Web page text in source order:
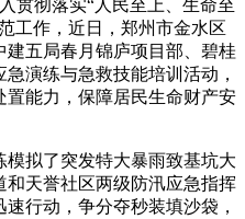
贯彻落实“人民至上、生命至
工作，近日，郑州市金水区
五局春月锦庐项目部、碧桂
演练与急救技能培训活动，
能力，保障居民生命财产安
拟了突发特大暴雨致基坑大
天誉社区两级防汛应急指挥
行动，争分夺秒装填沙袋，